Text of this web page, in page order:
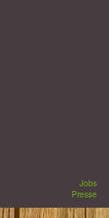
Jobs
Presse